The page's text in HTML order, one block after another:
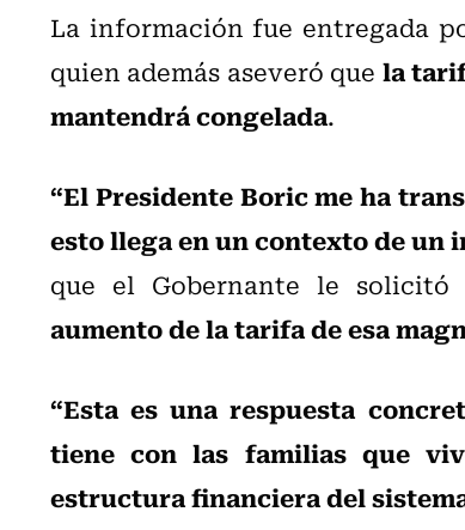
La información fue entregada
quien además aseveró que la
mantendrá congelada.
“El Presidente Boric me ha
esto llega en un contexto de un
que el Gobernante le
aumento de la tarifa de esa
“Esta es una respuesta
tiene con las familias que
estructura financiera del